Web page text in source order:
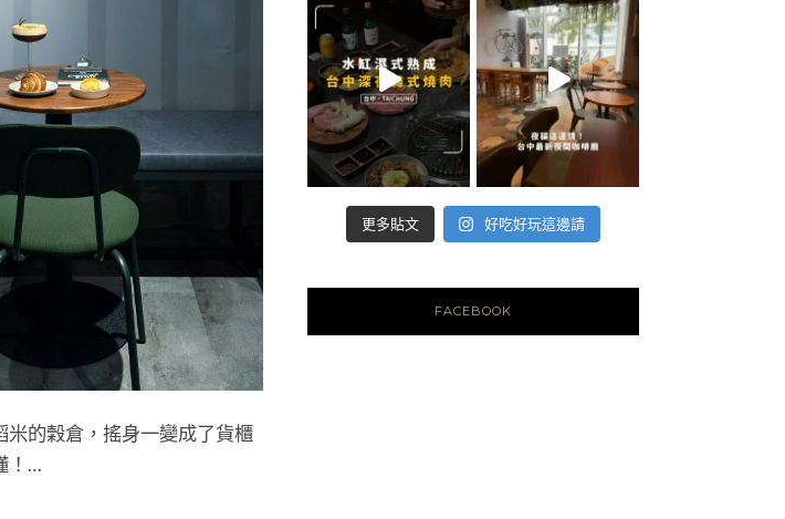
的穀倉，搖身一變成了貨櫃
！…
更多貼文 好吃好玩這邊請
FACEBOOK